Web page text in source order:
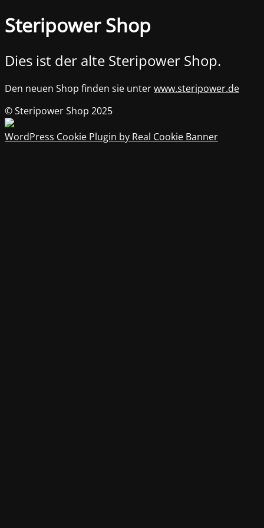
Steripower Shop
Dies ist der alte Steripower Shop.
Den neuen Shop finden sie unterwww.steripower.de
© Steripower Shop 2025
WordPress Cookie Plugin by Real Cookie Banner